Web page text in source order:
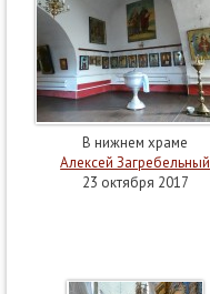
В нижнем храме
Алексей Загребельный
23 октября 2017